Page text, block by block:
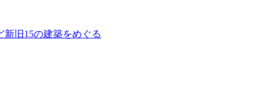
旧15の建築をめぐる